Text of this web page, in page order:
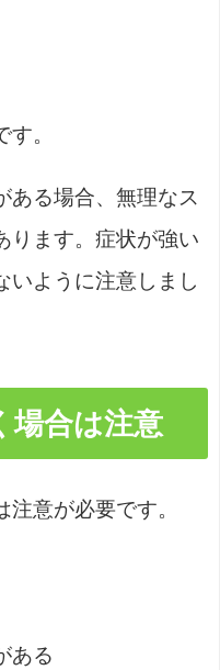
。
ある場合、無理なス
ります。症状が強い
いように注意しまし
場合は注意
意が必要です。
ある